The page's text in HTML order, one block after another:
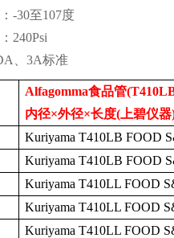
-30至107度
240Psi
3A标准
Alfagomma食品管
内径×外径×长度( 上碧仪器
Kuriyama T410LB FOOD
Kuriyama T410LB FOOD
Kuriyama T410LL FOOD
Kuriyama T410LL FOOD
Kuriyama T410LL FOOD